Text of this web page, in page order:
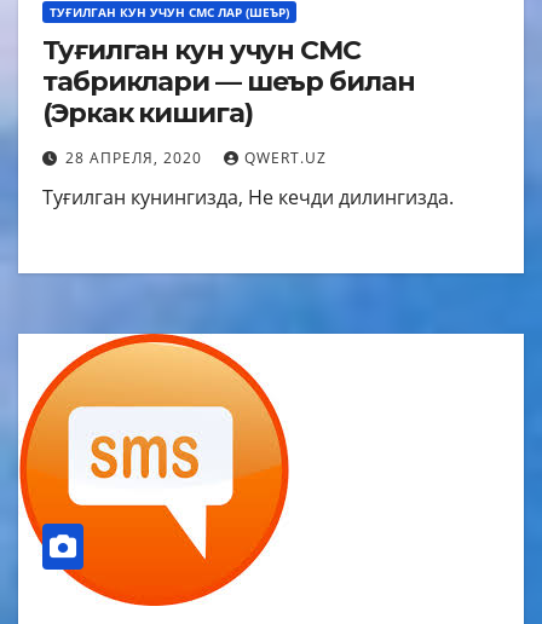
ТУҒИЛГАН КУН УЧУН СМС ЛАР (ШЕЪР)
Туғилган кун учун СМС
табриклари — шеър билан
(Эркак кишига)
28 АПРЕЛЯ, 2020 QWERT.UZ
Туғилган кунингизда, Не кечди дилингизда.